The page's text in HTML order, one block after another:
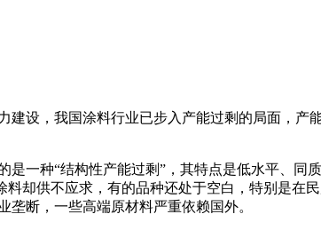
设，我国涂料行业已步入产能过剩的局面，产
一种“结构性产能过剩”，其特点是低水平、同
却供不应求，有的品种还处于空白，特别是在
断，一些高端原材料严重依赖国外。